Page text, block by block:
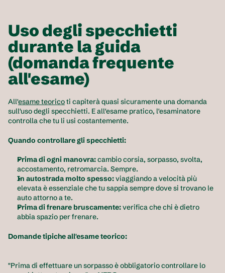
Uso degli specchietti
durante la guida
(domanda frequente
all'esame)
All'esame teorico ti capiterà quasi sicuramente una domanda
sull'uso degli specchietti. E all'esame pratico, l'esaminatore
controlla che tu li usi costantemente.
Quando controllare gli specchietti:
Prima di ogni manovra: cambio corsia, sorpasso, svolta,
accostamento, retromarcia. Sempre.
In autostrada molto spesso: viaggiando a velocità più
elevata è essenziale che tu sappia sempre dove si trovano le
auto attorno a te.
Prima di frenare bruscamente: verifica che chi è dietro
abbia spazio per frenare.
Domande tipiche all'esame teorico:
"Prima di effettuare un sorpasso è obbligatorio controllare lo